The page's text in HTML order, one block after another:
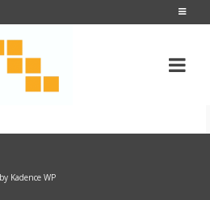
Kadence WP